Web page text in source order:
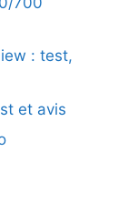
: test,
et avis